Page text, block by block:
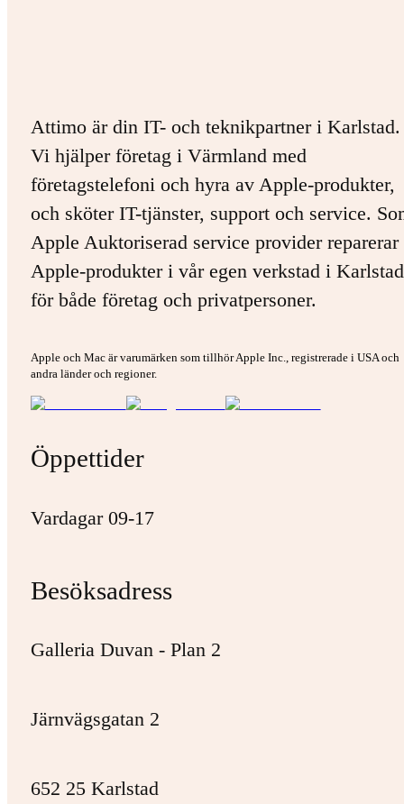
Attimo är din IT- och teknikpartner i Karlstad.
Vi hjälper företag i Värmland med
företagstelefoni och hyra av Apple-produkter,
och sköter IT-tjänster, support och service.
Apple Auktoriserad service provider
Apple-produkter i vår egen verkstad i
för både företag och privatpersoner.
Apple och Mac är varumärken som tillhör Apple Inc., registrerade i USA och
andra länder och regioner.
Öppettider
Vardagar 09-17
Besöksadress
Galleria Duvan - Plan 2
Järnvägsgatan 2
652 25 Karlstad